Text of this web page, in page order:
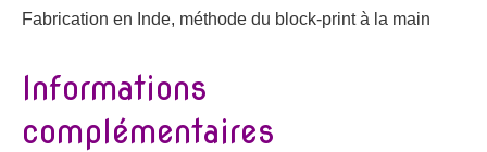
Fabrication en Inde, méthode du block-print à la main
Informations
complémentaires